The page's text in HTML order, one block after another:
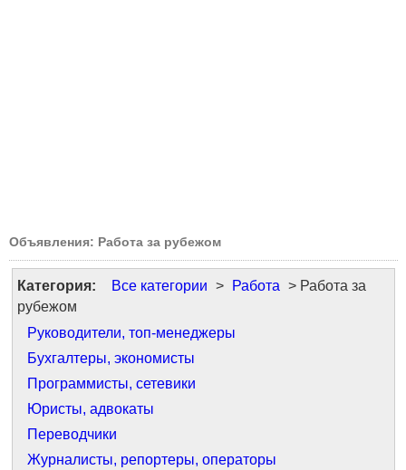
Объявления: Работа за рубежом
Категория: Все категории > Работа > Работа за
рубежом
Руководители, топ-менеджеры
Бухгалтеры, экономисты
Программисты, сетевики
Юристы, адвокаты
Переводчики
Журналисты, репортеры, операторы